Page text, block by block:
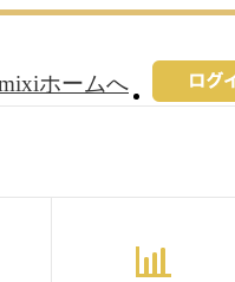
ホームへ